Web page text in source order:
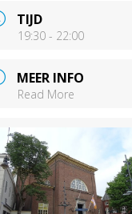
TIJD
19:30 - 22:00
MEER INFO
Read More